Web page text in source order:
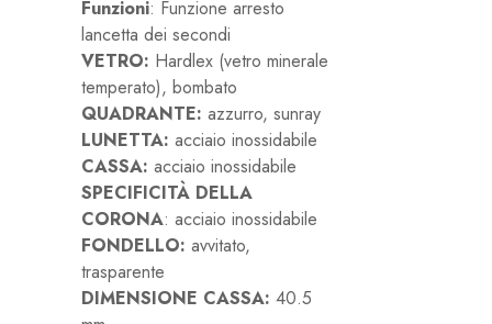
Funzioni: Funzione arresto
lancetta dei secondi
VETRO: Hardlex (vetro minerale
temperato), bombato
QUADRANTE: azzurro, sunray
LUNETTA: acciaio inossidabile
CASSA: acciaio inossidabile
SPECIFICITÀ DELLA
CORONA: acciaio inossidabile
FONDELLO: avvitato,
trasparente
DIMENSIONE CASSA: 40.5